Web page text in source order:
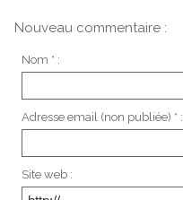
Nouveau commentaire :
Nom * :
Adresse email (non publiée) * :
Site web :